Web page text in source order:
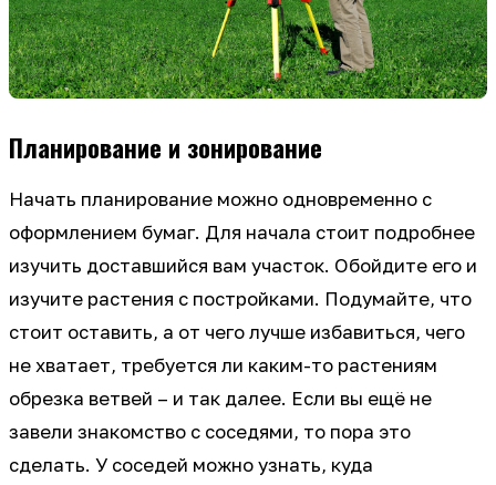
Планирование и зонирование
Начать планирование можно одновременно с
оформлением бумаг. Для начала стоит подробнее
изучить доставшийся вам участок. Обойдите его и
изучите растения с постройками. Подумайте, что
стоит оставить, а от чего лучше избавиться, чего
не хватает, требуется ли каким-то растениям
обрезка ветвей – и так далее. Если вы ещё не
завели знакомство с соседями, то пора это
сделать. У соседей можно узнать, куда